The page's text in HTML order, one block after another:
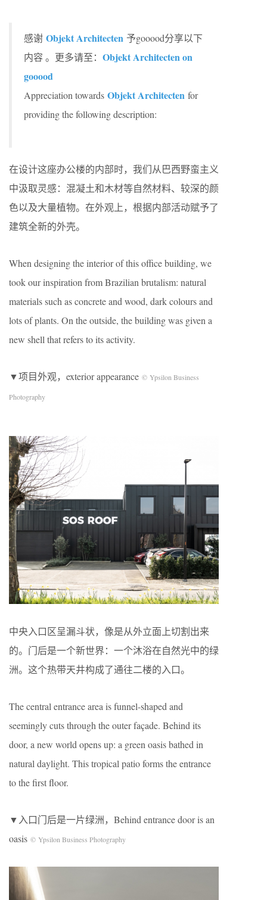
感谢 Objekt Architecten 予gooood分享以下
内容 。更多请至： Objekt Architecten on
gooood
Appreciation towards Objekt Architecten for
providing the following description:
在设计这座办公楼的内部时，我们从巴西野蛮主义
中汲取灵感：混凝土和木材等自然材料、较深的颜
色以及大量植物。在外观上，根据内部活动赋予了
建筑全新的外壳。
When designing the interior of this office building, we
took our inspiration from Brazilian brutalism: natural
materials such as concrete and wood, dark colours and
lots of plants. On the outside, the building was given a
new shell that refers to its activity.
▼项目外观，exterior appearance © Ypsilon Business
Photography
中央入口区呈漏斗状，像是从外立面上切割出来
的。门后是一个新世界：一个沐浴在自然光中的绿
洲。这个热带天井构成了通往二楼的入口。
The central entrance area is funnel-shaped and
seemingly cuts through the outer façade. Behind its
door, a new world opens up: a green oasis bathed in
natural daylight. This tropical patio forms the entrance
to the first floor.
▼入口门后是一片绿洲，Behind entrance door is an
oasis © Ypsilon Business Photography